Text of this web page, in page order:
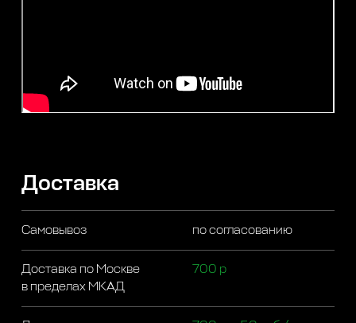
Доставка
Самовывоз по согласованию
Доставка по Москве
в пределах МКАД
700 р